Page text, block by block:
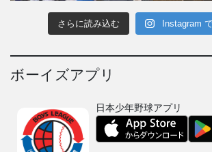
さらに読み込む Instagram
ボーイズアプリ
日本少年野球アプリ